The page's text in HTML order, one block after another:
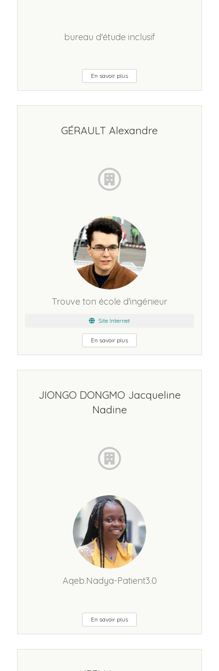
bureau d'étude inclusif
En savoir plus
GÉRAULT Alexandre
Trouve ton école d'ingénieur
Site Internet
En savoir plus
JIONGO DONGMO Jacqueline
Nadine
Aqeb.Nadya-Patient3.0
En savoir plus